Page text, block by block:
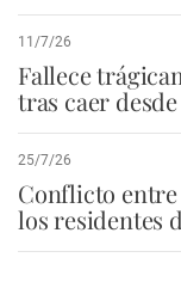
11/7/26
Fallece
tras caer
25/7/26
Conflicto entre
los residentes